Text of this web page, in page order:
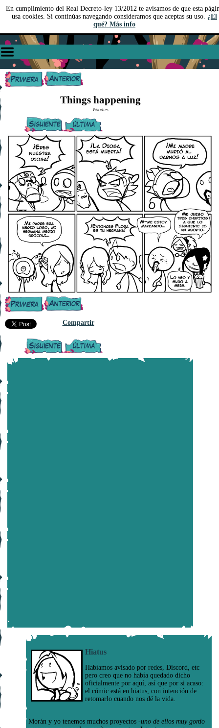
En cumplimiento del Real Decreto-ley 13/2012 te avisamos de que esta
usa cookies. Si continúas navegando consideramos que aceptas su uso. ¿El
qué? Más info
Things happening
Woodies
Compartir
Hiatus
Habíamos avisado por redes, Discord, etc
pero creo que no había quedado dicho
oficialmente por aquí, así que por si acaso:
el cómic está en hiatus, con intención de
retomarlo cuando nos dé la vida.
Morán y yo tenemos muchos proyectos -uno de ellos muy gordo